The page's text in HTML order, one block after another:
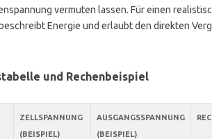
vermuten lassen. Für einen
Energie und erlaubt den direkten
und Rechenbeispiel
ZELLSPANNUNG
(BEISPIEL)
AUSGANGSSPANNUNG
(BEISPIEL)